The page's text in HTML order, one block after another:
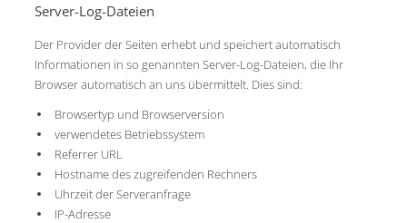
Server-Log-Dateien
Der Provider der Seiten erhebt und speichert automatisch
Informationen in so genannten Server-Log-Dateien, die Ihr
Browser automatisch an uns übermittelt. Dies sind:
Browsertyp und Browserversion
verwendetes Betriebssystem
Referrer URL
Hostname des zugreifenden Rechners
Uhrzeit der Serveranfrage
IP-Adresse